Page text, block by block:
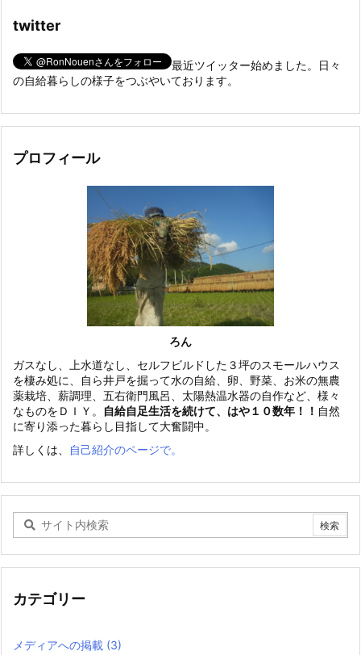
twitter
最近ツイッター始めました。日々
の自給暮らしの様子をつぶやいております。
プロフィール
ろん
ガスなし、上水道なし、セルフビルドした３坪のスモールハウス
を棲み処に、自ら井戸を掘って水の自給、卵、野菜、お米の無農
薬栽培、薪調理、五右衛門風呂、太陽熱温水器の自作など、様々
なものをＤＩＹ。
自給自足生活を続けて、はや１０数年！！ 自然
に寄り添った暮らし目指して大奮闘中。
詳しくは、
自己紹介のページで。
カテゴリー
メディアへの掲載 (3)